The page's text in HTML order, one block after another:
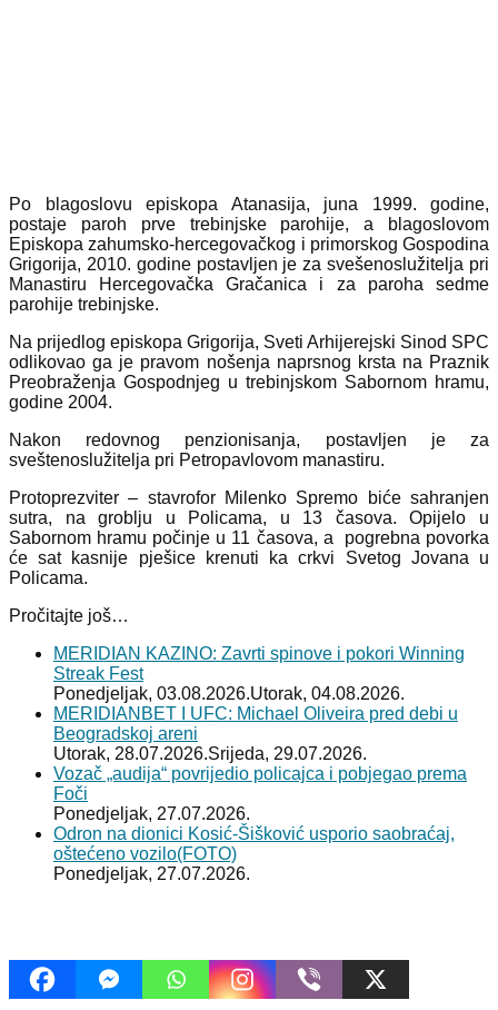
Po blagoslovu episkopa Atanasija, juna 1999. godine,
postaje paroh prve trebinjske parohije, a blagoslovom
Episkopa zahumsko-hercegovačkog i primorskog Gospodina
Grigorija, 2010. godine postavljen je za svešenoslužitelja pri
Manastiru Hercegovačka Gračanica i za paroha sedme
parohije trebinjske.
Na prijedlog episkopa Grigorija, Sveti Arhijerejski Sinod SPC
odlikovao ga je pravom nošenja naprsnog krsta na Praznik
Preobraženja Gospodnjeg u trebinjskom Sabornom hramu,
godine 2004.
Nakon redovnog penzionisanja, postavljen je za
sveštenoslužitelja pri Petropavlovom manastiru.
Protoprezviter – stavrofor Milenko Spremo biće sahranjen
sutra, na groblju u Policama, u 13 časova. Opijelo u
Sabornom hramu počinje u 11 časova, a pogrebna povorka
će sat kasnije pješice krenuti ka crkvi Svetog Jovana u
Policama.
Pročitajte još…
MERIDIAN KAZINO: Zavrti spinove i pokori Winning
Streak Fest
Ponedjeljak, 03.08.2026.Utorak, 04.08.2026.
MERIDIANBET I UFC: Michael Oliveira pred debi u
Beogradskoj areni
Utorak, 28.07.2026.Srijeda, 29.07.2026.
Vozač „audija“ povrijedio policajca i pobjegao prema
Foči
Ponedjeljak, 27.07.2026.
Odron na dionici Kosić-Šišković usporio saobraćaj,
oštećeno vozilo(FOTO)
Ponedjeljak, 27.07.2026.